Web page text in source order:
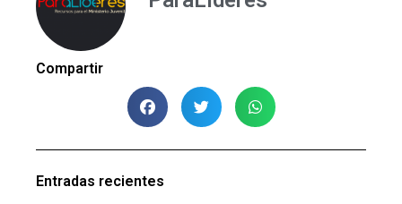
Compartir
Entradas recientes